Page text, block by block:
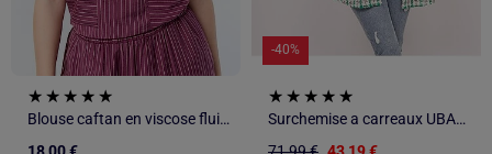
Blouse caftan en viscose fluide
-40%
Surchemise a carreaux UBARTH